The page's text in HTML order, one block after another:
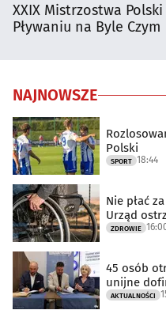
XXIX Mistrzostwa
Pływaniu na Byle Czym
NAJNOWSZE
Polski
SPORT 18:44
Nie płać
Urząd
ZDROWIE
45 osób
unijne
AKTUALNOŚCI